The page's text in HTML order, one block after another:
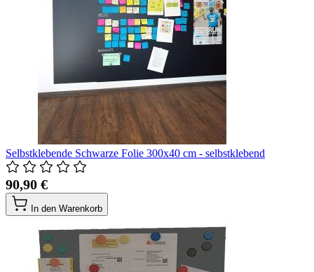
Selbstklebende Schwarze Folie 300x40 cm - selbstklebend
90,90 €
In den Warenkorb